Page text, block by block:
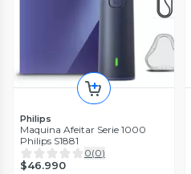
Philips
Maquina Afeitar Serie 1000
Philips S1881
0(0)
$46.990